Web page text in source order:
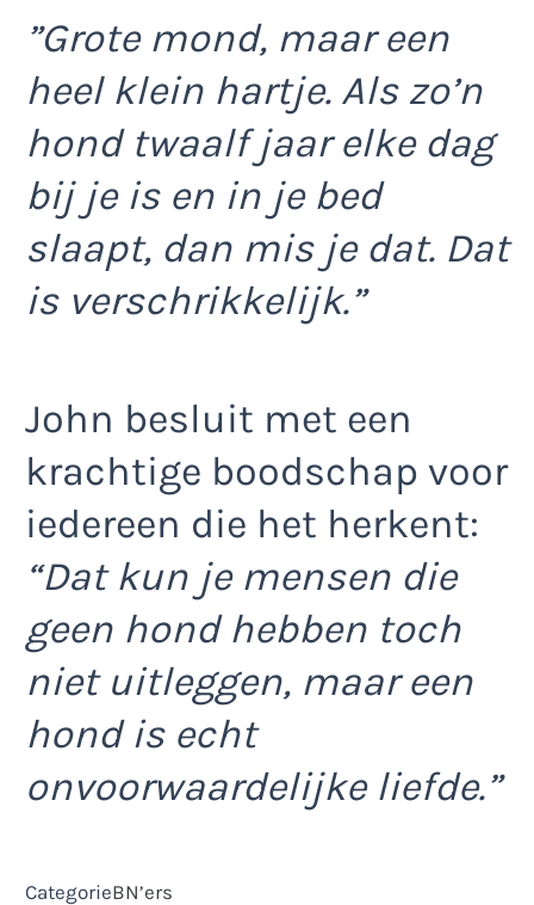
”Grote mond, maar een
heel klein hartje. Als zo’n
hond twaalf jaar elke dag
bij je is en in je bed
slaapt, dan mis je dat. Dat
is verschrikkelijk.”
John besluit met een
krachtige boodschap voor
iedereen die het herkent:
“Dat kun je mensen die
geen hond hebben toch
niet uitleggen, maar een
hond is echt
onvoorwaardelijke liefde.”
CategorieBN’ers